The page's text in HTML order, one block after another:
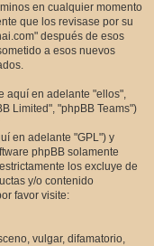
en cualquier momento
que los revisase por su
después de esos
a esos nuevos
aquí en adelante "ellos",
Limited", "phpBB Teams")
en adelante "GPL") y
phpBB solamente
los excluye de
y/o contenido
favor visite:
vulgar, difamatorio,